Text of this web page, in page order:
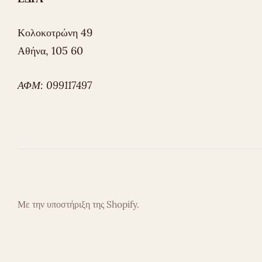
Κολοκοτρώνη 49
Αθήνα, 105 60
ΑΦΜ: 099117497
Με την υποστήριξη της Shopify.